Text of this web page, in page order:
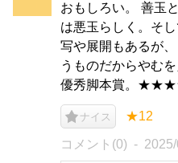
おもしろい。 善玉
は悪玉らしく。そ
写や展開もあるが
うものだからやむ
優秀脚本賞。
ナイス ★12
コメント(0)